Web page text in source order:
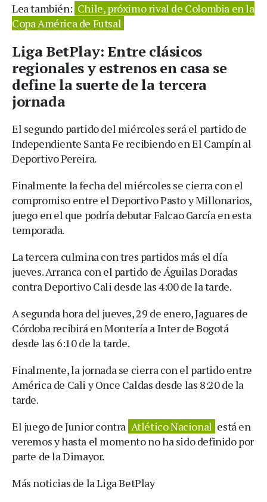
Lea también: Chile, próximo rival de Colombia en la
Copa América de Futsal
Liga BetPlay: Entre clásicos
regionales y estrenos en casa se
define la suerte de la tercera
jornada
El segundo partido del miércoles será el partido de
Independiente Santa Fe recibiendo en El Campín al
Deportivo Pereira.
Finalmente la fecha del miércoles se cierra con el
compromiso entre el Deportivo Pasto y Millonarios,
juego en el que podría debutar Falcao García en esta
temporada.
La tercera culmina con tres partidos más el día
jueves. Arranca con el partido de Águilas Doradas
contra Deportivo Cali desde las 4:00 de la tarde.
A segunda hora del jueves, 29 de enero, Jaguares de
Córdoba recibirá en Montería a Inter de Bogotá
desde las 6:10 de la tarde.
Finalmente, la jornada se cierra con el partido entre
América de Cali y Once Caldas desde las 8:20 de la
tarde.
El juego de Junior contra Atlético Nacional está en
veremos y hasta el momento no ha sido definido por
parte de la Dimayor.
Más noticias de la Liga BetPlay